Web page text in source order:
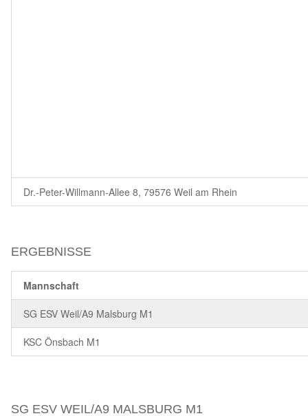
Dr.-Peter-Willmann-Allee 8, 79576 Weil am Rhein
ERGEBNISSE
Mannschaft
SG ESV Weil/A9 Malsburg M1
KSC Önsbach M1
SG ESV WEIL/A9 MALSBURG M1